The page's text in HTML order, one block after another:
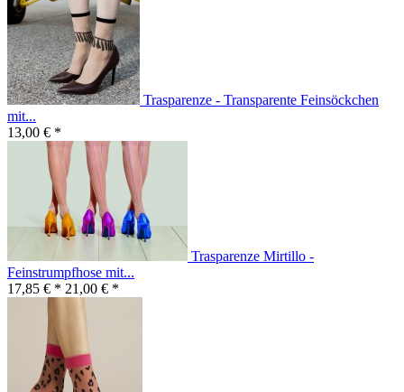
Trasparenze - Transparente Feinsöckchen
mit...
13,00 € *
Trasparenze Mirtillo -
Feinstrumpfhose mit...
17,85 € * 21,00 € *